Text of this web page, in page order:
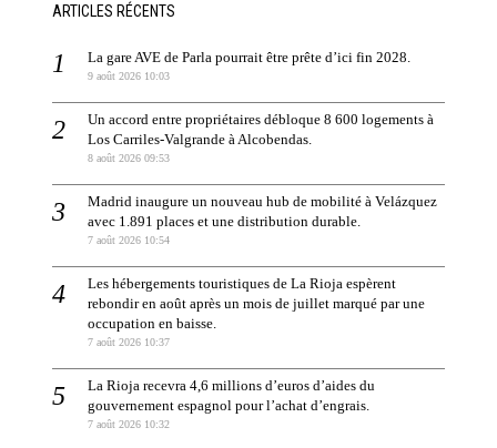
ARTICLES RÉCENTS
La gare AVE de Parla pourrait être prête d’ici fin 2028.
9 août 2026 10:03
Un accord entre propriétaires débloque 8 600 logements à
Los Carriles-Valgrande à Alcobendas.
8 août 2026 09:53
Madrid inaugure un nouveau hub de mobilité à Velázquez
avec 1.891 places et une distribution durable.
7 août 2026 10:54
Les hébergements touristiques de La Rioja espèrent
rebondir en août après un mois de juillet marqué par une
occupation en baisse.
7 août 2026 10:37
La Rioja recevra 4,6 millions d’euros d’aides du
gouvernement espagnol pour l’achat d’engrais.
7 août 2026 10:32